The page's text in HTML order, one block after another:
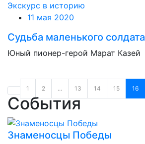
Экскурс в историю
11 мая 2020
Судьба маленького солдата
Юный пионер-герой Марат Казей
1 2 ... 13 14 15 16
События
Знаменосцы Победы